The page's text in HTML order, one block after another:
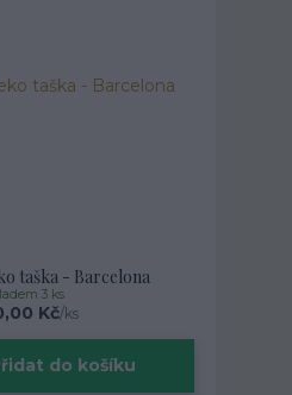
taška - Barcelona
Kč/ks
3 ks
do košíku